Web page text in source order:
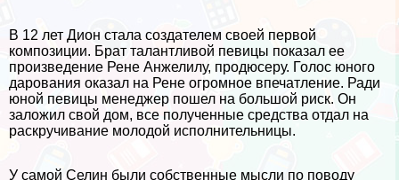
В 12 лет Дион стала создателем своей первой
композиции. Брат талантливой певицы показал ее
произведение Рене Анжелилу, продюсеру. Голос юного
дарования оказал на Рене огромное впечатление. Ради
юной певицы менеджер пошел на большой риск. Он
заложил свой дом, все полученные средства отдал на
раскручивание молодой исполнительницы.
У самой Селин были собственные мысли по поводу